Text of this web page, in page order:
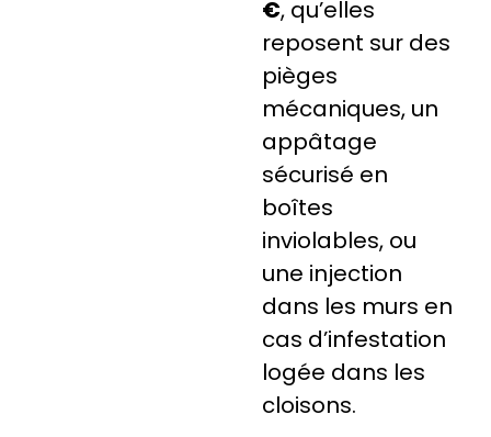
€, qu’elles
reposent sur des
pièges
mécaniques, un
appâtage
sécurisé en
boîtes
inviolables, ou
une injection
dans les murs en
cas d’infestation
logée dans les
cloisons.